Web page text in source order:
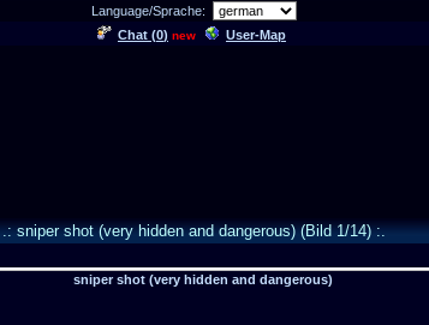
Language/Sprache:
Chat (0) new User-Map
.: sniper shot (very hidden and dangerous) (Bild 1/14) :.